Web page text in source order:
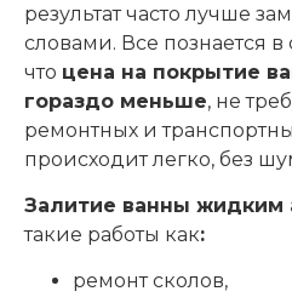
результат часто лучше
словами. Все познается
что цена на покрытие
гораздо меньше, не
ремонтных и
происходит легко, без
Залитие ванны жидким
такие работы как:
ремонт сколов,